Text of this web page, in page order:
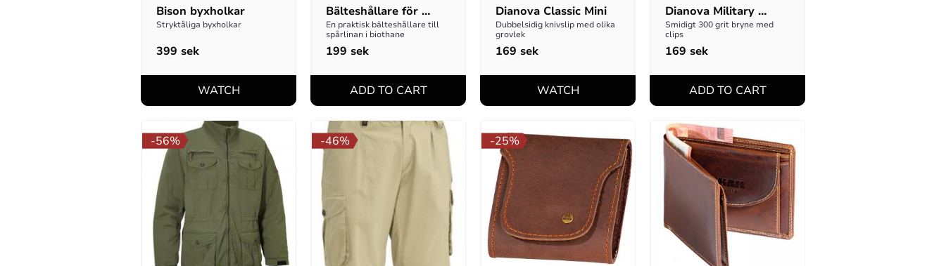
Bison byxholkar
Stryktåliga byxholkar
399 sek
Bälteshållare för
spårlina
En praktisk bälteshållare till
spårlinan i biothane
199 sek
Dianova Classic Mini
Dubbelsidig knivslip med olika
grovlek
169 sek
Dianova Military
Badge
Smidigt 300 grit bryne med
clips
169 sek
56% 46% 25%